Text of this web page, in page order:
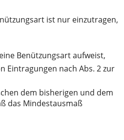
ist nur einzutragen,
Benützungsart aufweist,
Eintragungen nach Abs. 2 zur
dem bisherigen und dem
das Mindestausmaß